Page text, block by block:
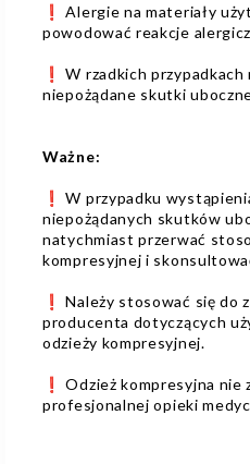
❗️ Alergie na materiały
powodować reakcje
❗️ W rzadkich
niepożądane skutki
Ważne:
❗️ W przypadku
niepożądanych skutków
natychmiast przerwać
kompresyjnej i
❗️ Należy stosować się do
producenta dotyczących
odzieży kompresyjnej.
❗️ Odzież kompresyjna nie
profesjonalnej opieki